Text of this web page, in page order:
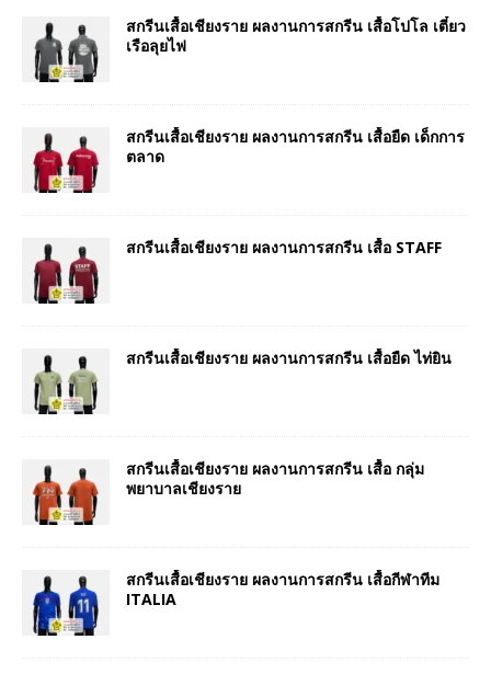
สกรีนเสื้อเชียงราย ผลงานการสกรีน เสื้อโปโล เตี๋ยว
เรือลุยไฟ
สกรีนเสื้อเชียงราย ผลงานการสกรีน เสื้อยืด เด็กการ
ตลาด
สกรีนเสื้อเชียงราย ผลงานการสกรีน เสื้อ STAFF
สกรีนเสื้อเชียงราย ผลงานการสกรีน เสื้อยืด ไท่ยิน
สกรีนเสื้อเชียงราย ผลงานการสกรีน เสื้อ กลุ่ม
พยาบาลเชียงราย
สกรีนเสื้อเชียงราย ผลงานการสกรีน เสื้อกีฬาทีม
ITALIA